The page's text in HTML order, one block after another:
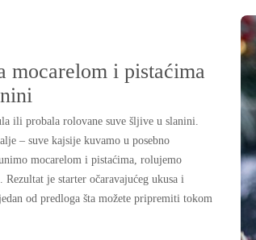
mocarelom i pistaćima
ili probala rolovane suve šljive u slanini.
– suve kajsije kuvamo u posebno
mocarelom i pistaćima, rolujemo
je starter očaravajućeg ukusa i
od predloga šta možete pripremiti tokom